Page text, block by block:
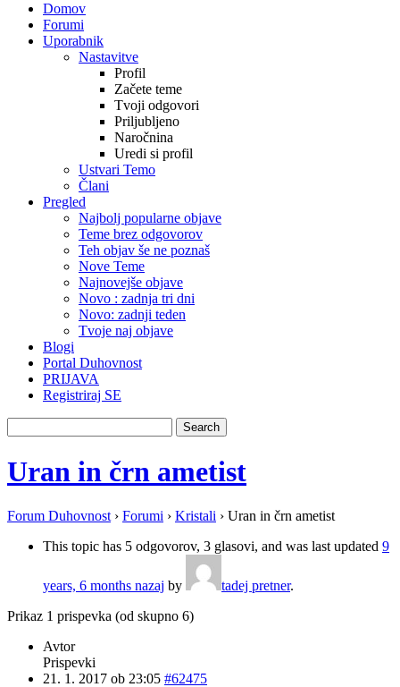
Domov
Forumi
Uporabnik
Nastavitve
Profil
Začete teme
Tvoji odgovori
Priljubljeno
Naročnina
Uredi si profil
Ustvari Temo
Člani
Pregled
Najbolj popularne objave
Teme brez odgovorov
Teh objav še ne poznaš
Nove Teme
Najnovejše objave
Novo : zadnja tri dni
Novo: zadnji teden
Tvoje naj objave
Blogi
Portal Duhovnost
PRIJAVA
Registriraj SE
Uran in črn ametist
Forum Duhovnost › Forumi › Kristali › Uran in črn ametist
This topic has 5 odgovorov, 3 glasovi, and was last updated 9
years, 6 months nazaj by tadej pretner.
Prikaz 1 prispevka (od skupno 6)
Avtor
Prispevki
21. 1. 2017 ob 23:05 #62475